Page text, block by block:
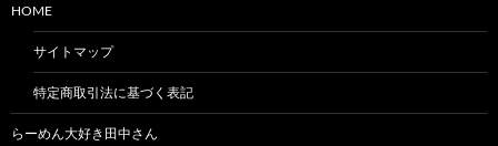
HOME
サイトマップ
特定商取引法に基づく表記
らーめん大好き田中さん